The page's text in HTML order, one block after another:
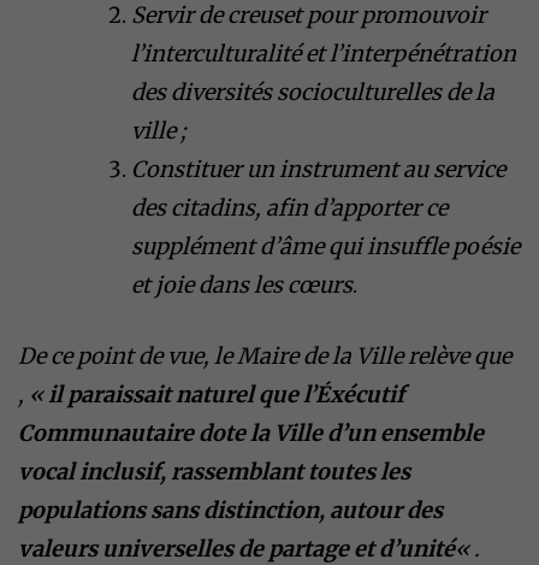
Servir de creuset pour promouvoir
l’interculturalité et l’interpénétration
des diversités socioculturelles de la
ville ;
Constituer un instrument au service
des citadins, afin d’apporter ce
supplément d’âme qui insuffle poésie
et joie dans les cœurs.
De ce point de vue, le Maire de la Ville relève que
, «il paraissait naturel que l’Éxécutif
Communautaire dote la Ville d’un ensemble
vocal inclusif, rassemblant toutes les
populations sans distinction, autour des
valeurs universelles de partage et d’unité« .